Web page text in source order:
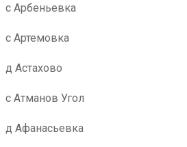
с Арбеньевка
с Артемовка
д Астахово
с Атманов Угол
д Афанасьевка